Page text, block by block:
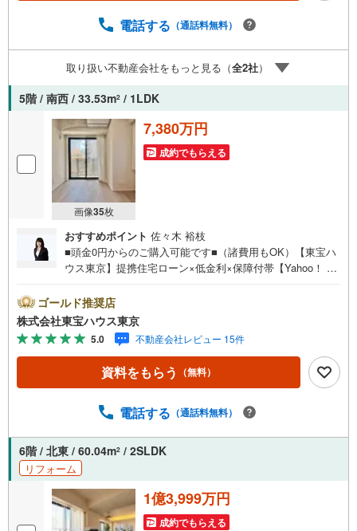
ュレーション。「月々いくらなら安心か」をプロが明確に
はありません。専属FPがお引渡し後も一生涯お守りしま
す。 Yahoo！不動産キャンペーン対象店舗 当店でのご成約
でPayPayボーナスがもらえるキャンペーン対象です！※必
ずYahoo！ JAPAN IDでログインの上お問い合わせくださ
い。
電話する （通話料無料）
取り扱い不動産会社をもっと見る（全2社）
5階 / 南西 / 33.53m2 / 1LDK
画像35枚
7,380万円
成約でもらえる
おすすめポイント 佐々木 裕枝
■頭金0円からのご購入可能です■（諸費用もOK）【東宝ハ
ウス東京】提携住宅ローン×低金利×保障付帯【Yahoo！ 不
ayボーナスライトがもらえる「Yahoo！ 不動産 物件ご成約
キャンペーン」の対象になります。「資料をもらう」「見
学予約をする」ボタンからお問い合わせください。※必ずY
ahoo！ JAPAN IDでログインしてください。※PayPayボー
ナスライトは出金と譲渡はできません。ご案内・詳細な資
料のご請求はお気軽にどうぞ♪お電話でのお問い合わせも
ゴールド推奨店
株式会社東宝ハウス東京
5.0 不動産会社レビュー 15件
資料をもらう （無料）
電話する （通話料無料）
6階 / 北東 / 60.04m2 / 2SLDK
リフォーム
1億3,999万円
成約でもらえる